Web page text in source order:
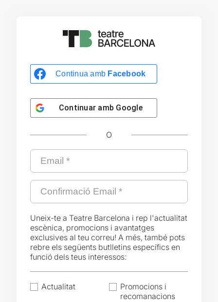
Continua amb Facebook
Continuar amb Google
O
Uneix-te a Teatre Barcelona i rep l'actualitat
escènica, promocions i avantatges
exclusives al teu correu! A més, també pots
rebre els següents butlletins específics en
funció dels teus interessos:
Actualitat
Promocions i
recomanacions